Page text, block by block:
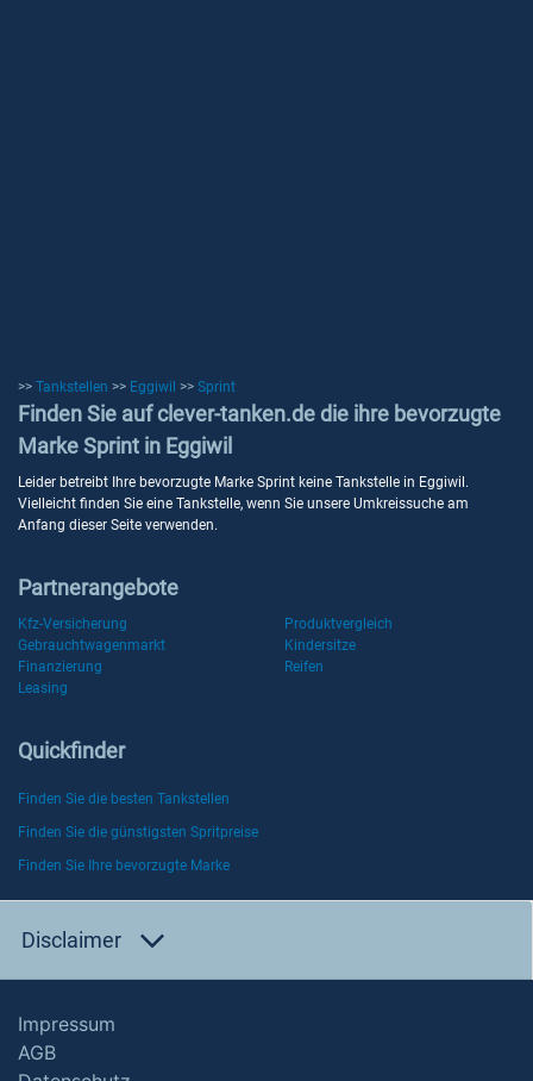
>> Tankstellen >> Eggiwil >> Sprint
Finden Sie auf clever-tanken.de die ihre bevorzugte
Marke Sprint in Eggiwil
Leider betreibt Ihre bevorzugte Marke Sprint keine Tankstelle in Eggiwil.
Vielleicht finden Sie eine Tankstelle, wenn Sie unsere Umkreissuche am
Anfang dieser Seite verwenden.
Partnerangebote
Kfz-Versicherung
Produktvergleich
Gebrauchtwagenmarkt
Kindersitze
Finanzierung
Reifen
Leasing
Quickfinder
Finden Sie die besten Tankstellen
Finden Sie die günstigsten Spritpreise
Finden Sie Ihre bevorzugte Marke
Disclaimer
Impressum
AGB